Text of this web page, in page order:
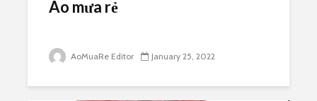
Áo mưa rẻ
AoMuaRe Editor January 25, 2022